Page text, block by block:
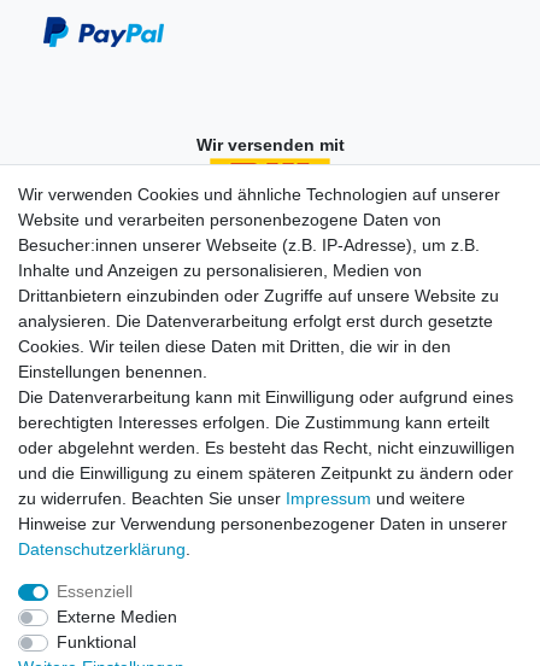
Wir versenden mit
Einkaufen
Zahlungsarten
Versandarten & -kosten
Widerrufsrecht
Warenkorb
Zur Kasse
Vertrag widerrufen
Mein Konto
Registrieren
Wir verwenden Cookies und ähnliche Technologien auf unserer
Website und verarbeiten personenbezogene Daten von
Besucher:innen unserer Webseite (z.B. IP-Adresse), um z.B.
Inhalte und Anzeigen zu personalisieren, Medien von
Drittanbietern einzubinden oder Zugriffe auf unsere Website zu
analysieren. Die Datenverarbeitung erfolgt erst durch gesetzte
Cookies. Wir teilen diese Daten mit Dritten, die wir in den
Einstellungen benennen.
Die Datenverarbeitung kann mit Einwilligung oder aufgrund eines
berechtigten Interesses erfolgen. Die Zustimmung kann erteilt
oder abgelehnt werden. Es besteht das Recht, nicht einzuwilligen
und die Einwilligung zu einem späteren Zeitpunkt zu ändern oder
zu widerrufen. Beachten Sie unser Impressum und weitere
Hinweise zur Verwendung personenbezogener Daten in unserer
Daten­schutz­erklärung
Essenziell
Externe Medien
Funktional